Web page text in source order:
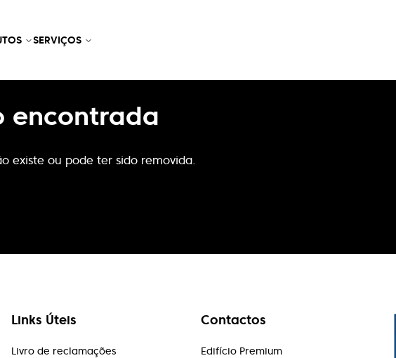
SERVIÇOS
encontrada
existe ou pode ter sido removida.
Links Úteis
Livro de reclamações
Contactos
Edifício Premium